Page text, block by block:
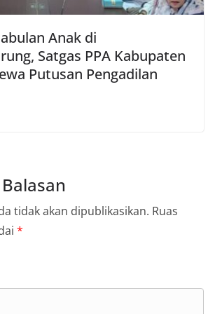
Anak di
Satgas PPA Kabupaten
Putusan Pengadilan
tidak akan dipublikasikan. Ruas
*